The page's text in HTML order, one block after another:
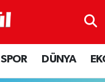
SPOR DÜNYA